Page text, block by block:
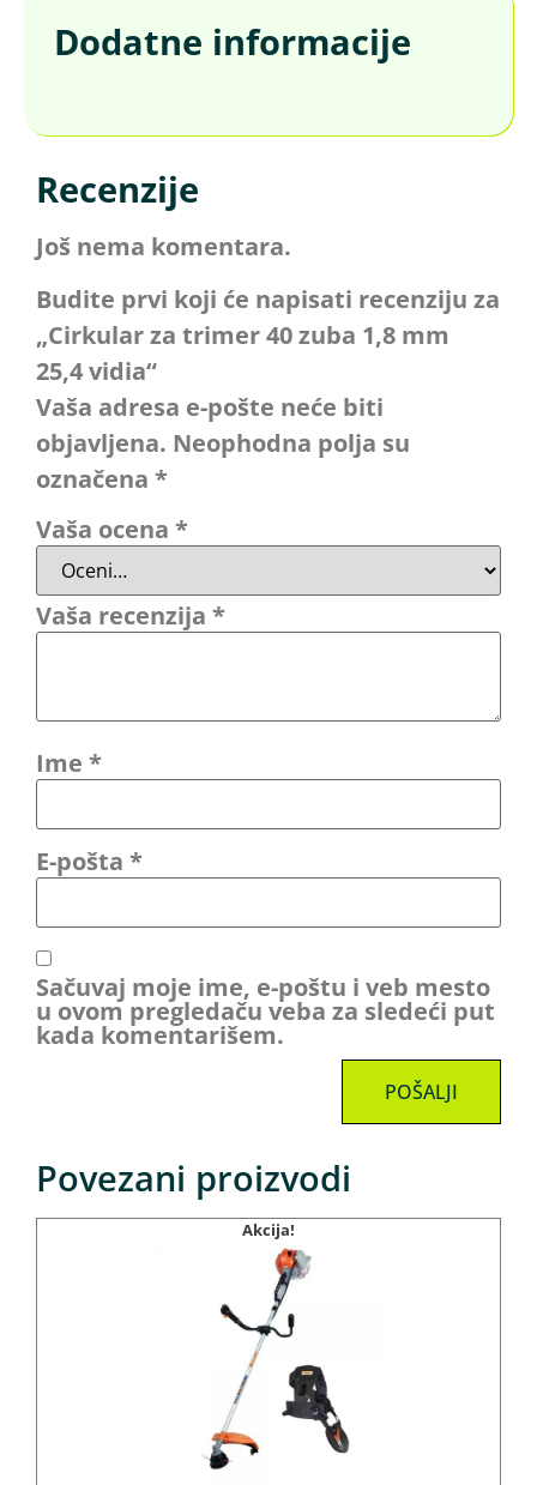
Dodatne informacije
Recenzije
Još nema komentara.
Budite prvi koji će napisati recenziju za
„Cirkular za trimer 40 zuba 1,8 mm
25,4 vidia“
Vaša adresa e-pošte neće biti
objavljena. Neophodna polja su
označena *
Vaša ocena *
Vaša recenzija *
Ime *
E-pošta *
Sačuvaj moje ime, e-poštu i veb mesto
u ovom pregledaču veba za sledeći put
kada komentarišem.
Povezani proizvodi
Akcija!